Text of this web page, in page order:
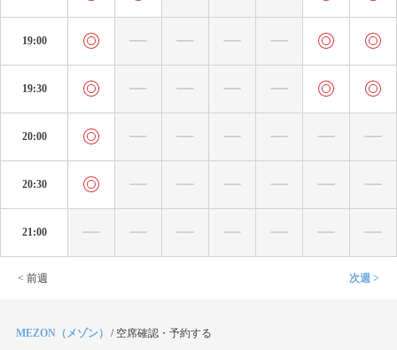
19:00
19:30
20:00
20:30
21:00
< 前週 次週 >
MEZON（メゾン） / 空席確認・予約する